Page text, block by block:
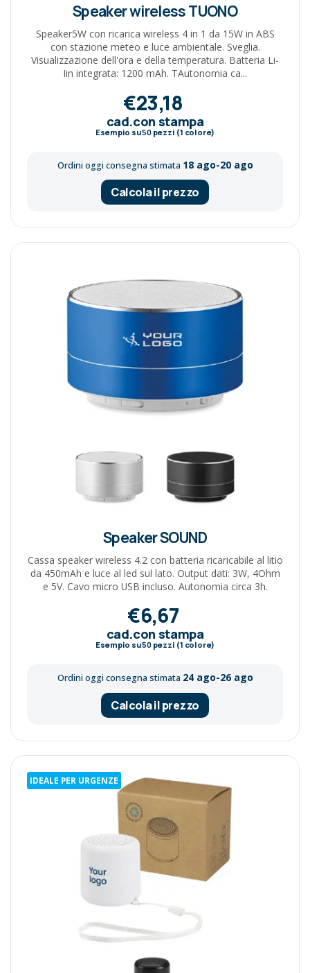
Speaker wireless TUONO
Speaker5W con ricarica wireless 4 in 1 da 15W in ABS
con stazione meteo e luce ambientale. Sveglia.
Visualizzazione dell'ora e della temperatura. Batteria Li-
Iin integrata: 1200 mAh. TAutonomia ca...
€23,18
cad.con stampa
Esempio su50pezzi (1 colore)
Ordini oggi consegna stimata 18 ago-20 ago
Calcola il prezzo
Speaker SOUND
Cassa speaker wireless 4.2 con batteria ricaricabile al litio
da 450mAh e luce al led sul lato. Output dati: 3W, 4Ohm
e 5V. Cavo micro USB incluso. Autonomia circa 3h.
€6,67
cad.con stampa
Esempio su50pezzi (1 colore)
Ordini oggi consegna stimata 24 ago-26 ago
Calcola il prezzo
IDEALE PER URGENZE